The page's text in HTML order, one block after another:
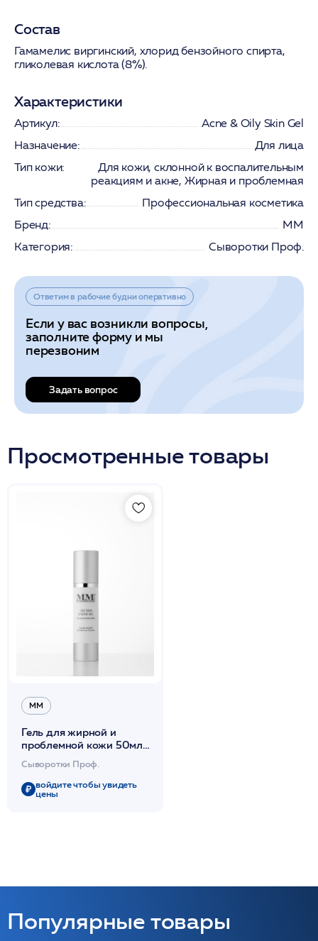
Состав
Гамамелис виргинский, хлорид бензойного спирта,
гликолевая кислота (8%).
Характеристики
Артикул:
Acne & Oily Skin Gel
Назначение:
Для лица
Тип кожи:
Для кожи, склонной к воспалительным
реакциям и акне, Жирная и проблемная
Тип средства:
Профессиональная косметика
Бренд:
ММ
Категория:
Сыворотки Проф.
Ответим в рабочие будни оперативно
Если у вас возникли вопросы,
заполните форму и мы
перезвоним
Задать вопрос
Просмотренные товары
ММ
Гель для жирной и
проблемной кожи 50мл
/Acne & Oily Skin Gel
/MM*
Сыворотки Проф.
войдите чтобы увидеть
цены
Популярные товары